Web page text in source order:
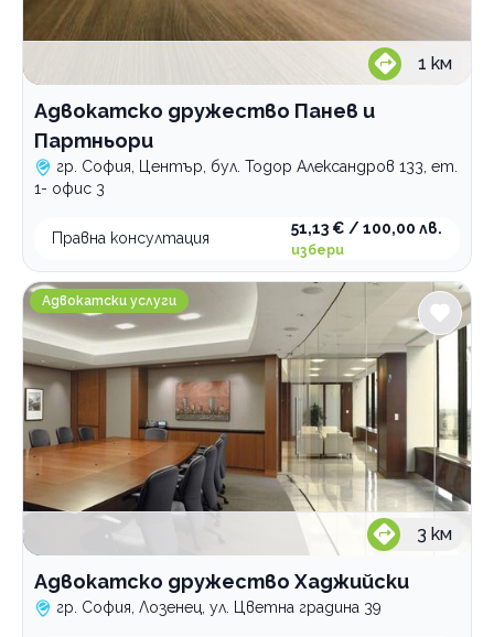
1 км
Адвокатско дружество Панев и
Партньори
гр. София, Център, бул. Тодор Александров 133, ет.
1- офис 3
Правна консултация
51,13 € / 100,00 лв.
избери
Адвокатско дружество Хаджийски
Адвокатски услуги
3 км
Адвокатско дружество Хаджийски
гр. София, Лозенец, ул. Цветна градина 39